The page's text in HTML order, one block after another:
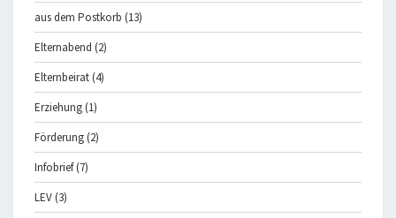
aus dem Postkorb (13)
Elternabend (2)
Elternbeirat(4)
Erziehung(1)
Förderung(2)
Infobrief(7)
LEV(3)